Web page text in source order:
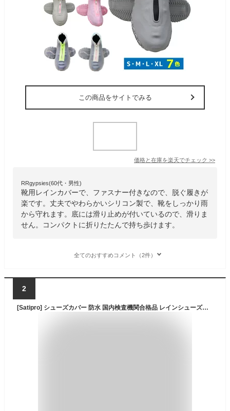
この商品をサイトでみる
価格と在庫を楽天でチェック >>
RRgypsies(60代・男性)
靴用レインカバーで、ファスナー付きなので、脱ぐ履きが
楽です。丈夫でやわらかいシリコン製で、靴をしっかり雨
から守れます。底には滑り止めが付いているので、滑りま
せん。コンパクトに折りたたんで持ち歩けます。
全てのおすすめコメント（2件）
2
[Satipro] シューズカバー 防水 国内検査機関合格品 レインシューズカバー 靴カバー 雨 通勤 通学 自転車 バイク アウトドア キャンプ 日本語説明書付き 1足分入り (4XL, ブラック)